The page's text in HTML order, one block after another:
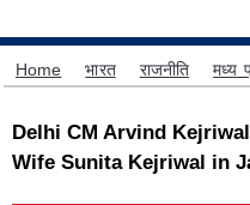
Home भारत राजनीति मध्य
Delhi CM Arvind
Wife Sunita Kejriwal in